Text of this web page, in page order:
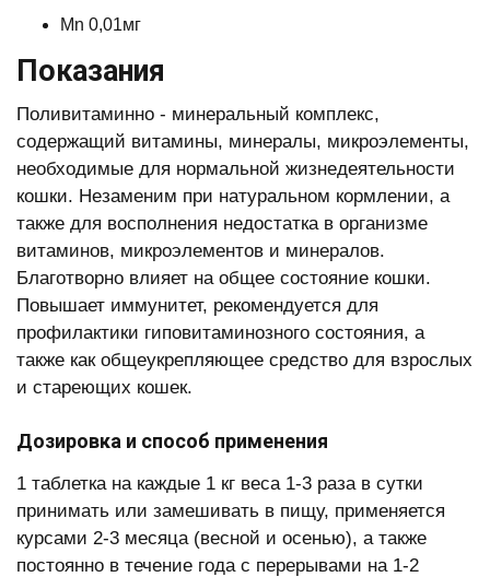
Mn 0,01мг
Показания
Поливитаминно - минеральный комплекс,
содержащий витамины, минералы, микроэлементы,
необходимые для нормальной жизнедеятельности
кошки. Незаменим при натуральном кормлении, а
также для восполнения недостатка в организме
витаминов, микроэлементов и минералов.
Благотворно влияет на общее состояние кошки.
Повышает иммунитет, рекомендуется для
профилактики гиповитаминозного состояния, а
также как общеукрепляющее средство для взрослых
и стареющих кошек.
Дозировка и способ применения
1 таблетка на каждые 1 кг веса 1-3 раза в сутки
принимать или замешивать в пищу, применяется
курсами 2-3 месяца (весной и осенью), а также
постоянно в течение года с перерывами на 1-2